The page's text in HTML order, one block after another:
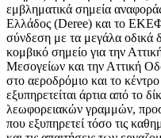
εμβληματικά σημεία
Ελλάδος (Deree) και το
σύνδεση με τα μεγάλα οδικά
κομβικό σημείο για την
Μεσογείων και την Αττική
στο αεροδρόμιο και το
εξυπηρετείται άρτια από το
λεωφορειακών γραμμών,
που εξυπηρετεί τόσο τις